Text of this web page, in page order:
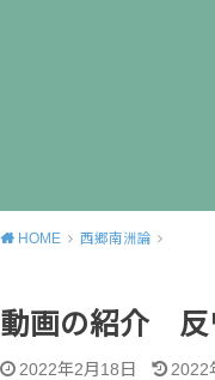
HOME 西郷南洲論
動画の紹介 反
2022年2月18日 2022